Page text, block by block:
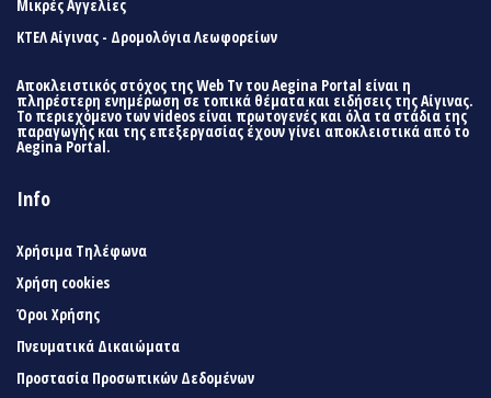
Μικρές Αγγελίες
ΚΤΕΛ Αίγινας - Δρομολόγια Λεωφορείων
Αποκλειστικός στόχος της Web Tv του Aegina Portal είναι η
πληρέστερη ενημέρωση σε τοπικά θέματα και ειδήσεις της Αίγινας.
Το περιεχόμενο των videos είναι πρωτογενές και όλα τα στάδια της
παραγωγής και της επεξεργασίας έχουν γίνει αποκλειστικά από το
Aegina Portal.
Info
Χρήσιμα Τηλέφωνα
Χρήση cookies
Όροι Χρήσης
Πνευματικά Δικαιώματα
Προστασία Προσωπικών Δεδομένων